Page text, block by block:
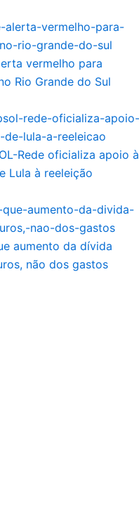
vermelho para
Rio Grande do Sul
Rede oficializa apoio à
Lula à reeleição
aumento da dívida
não dos gastos